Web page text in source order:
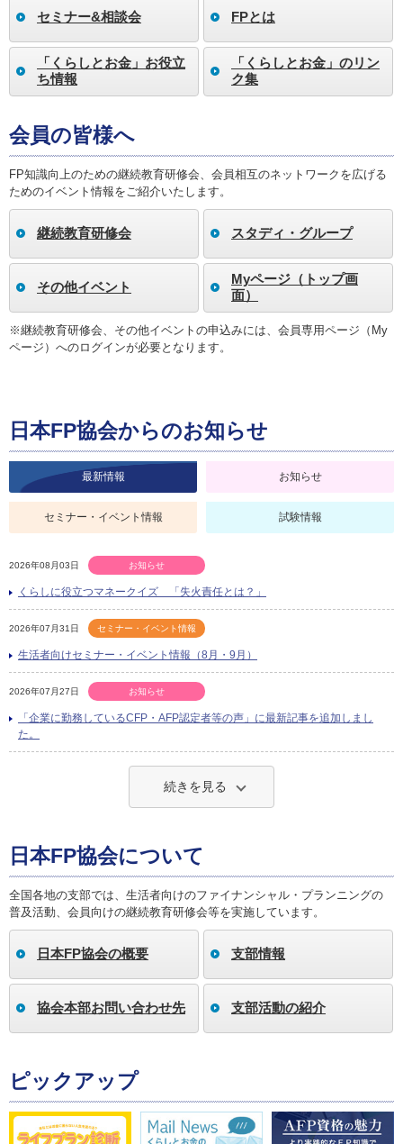
セミナー&相談会 FPとは
「くらしとお金」お役立
ち情報
「くらしとお金」のリン
ク集
会員の皆様へ
FP知識向上のための継続教育研修会、会員相互のネットワークを広げる
ためのイベント情報をご紹介いたします。
継続教育研修会 スタディ・グループ
その他イベント
Myページ（トップ画
面）
※継続教育研修会、その他イベントの申込みには、会員専用ページ（My
ページ）へのログインが必要となります。
日本FP協会からのお知らせ
最新情報 お知らせ
セミナー・イベント情報 試験情報
2026年08月03日 お知らせ
くらしに役立つマネークイズ 「失火責任とは？」
2026年07月31日 セミナー・イベント情報
生活者向けセミナー・イベント情報（8月・9月）
2026年07月27日 お知らせ
「企業に勤務しているCFP・AFP認定者等の声」に最新記事を追加しまし
た。
続きを見る
日本FP協会について
全国各地の支部では、生活者向けのファイナンシャル・プランニングの
普及活動、会員向けの継続教育研修会等を実施しています。
日本FP協会の概要 支部情報
協会本部お問い合わせ先 支部活動の紹介
ピックアップ